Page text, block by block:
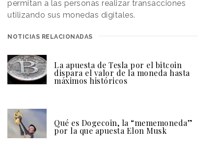
permitan a las personas realizar transacciones
utilizando sus monedas digitales.
NOTICIAS RELACIONADAS
La apuesta de Tesla por el bitcoin
dispara el valor de la moneda hasta
máximos históricos
Qué es Dogecoin, la “mememoneda”
por la que apuesta Elon Musk